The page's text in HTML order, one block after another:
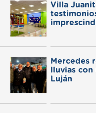
Villa
Mercedes
lluvias
Luján